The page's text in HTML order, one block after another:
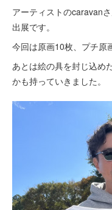
アーティストのcaravan
出展です。
今回は原画10枚、プチ原
あとは絵の具を封じ込め
かも持っていきました。